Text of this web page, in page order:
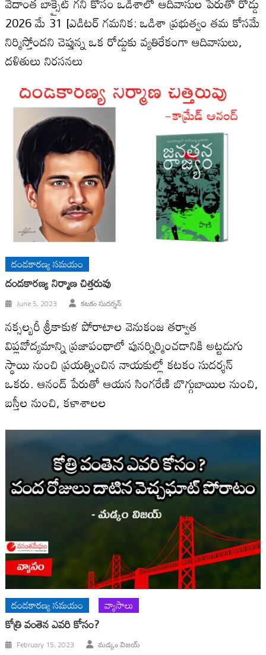
2026 మే 31 [ఎడిటర్ గమనిక: ఒడిశా ప్రభుత్వం తమ కోసమే
నిర్మిస్తోందని చెప్తున్న ఒక రోడ్డుకు వ్యతిరేకంగా ఆదివాసులు,
దళితులు నిరసనలు
దండకారణ్య సమయం
దండకారణ్య నిర్మాణ చిత్తరువు
June 5, 2023 కటకం సుదర్శన్
నక్సల్బరీ శ్రీకాకుళ పోరాటాల వెనుకంజ తర్వాత
విప్లవోద్యమాన్ని ప్రజాపంథాలో పునర్నిర్మించడానికి అట్టడుగు
స్థాయి నుంచి ప్రయత్నించిన నాయకుల్లో కటకం సుదర్శన్‌
ఒకరు. ఆనంద్‌ పేరుతో ఆయన సింగరేణి బొగ్గుబాయిల నుంచి,
బస్తీల నుంచి, కళాశాలల
దండకారణ్య సమయం వ్యాసాలు
కోత్రి వంతెన ఎవరి కోసం?
February 15, 2023 మడ్కం విజయ్‌